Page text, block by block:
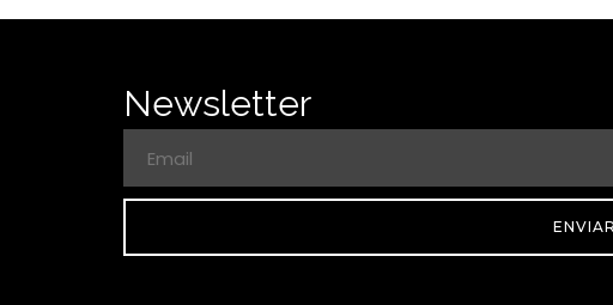
Newsletter